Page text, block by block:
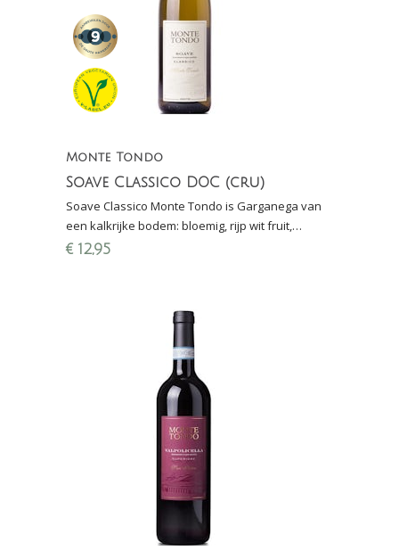
Monte Tondo
Soave Classico DOC (cru)
Soave Classico Monte Tondo is Garganega van
een kalkrijke bodem: bloemig, rijp wit fruit,
delicaat, breed toegankelijk. 90/100 punten Wine
€ 12,95